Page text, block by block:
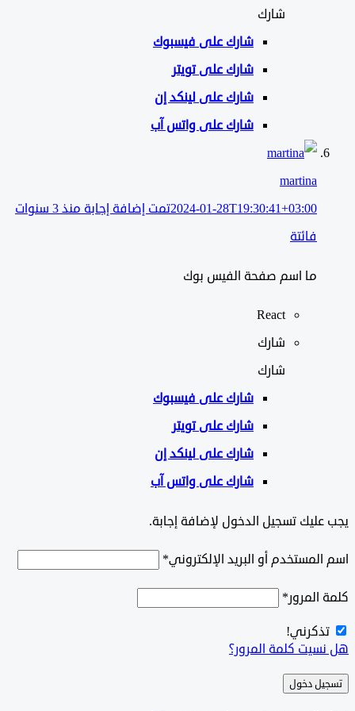
شارك علىفيسبوك
شارك على تويتر
شارك على لينكد إن
شارك على واتس آب
martina
2024-01-28T19:30:41+03:00
تمت إضافة إجابة منذ 3 سنوات
ما اسم صفحة الفيس بوك
React
شارك
شارك علىفيسبوك
شارك على تويتر
شارك على لينكد إن
شارك على واتس آب
تسجيل الدخول لإضافة إجابة.
أو البريد الإلكتروني*
*
كلمة المرور؟
دخول